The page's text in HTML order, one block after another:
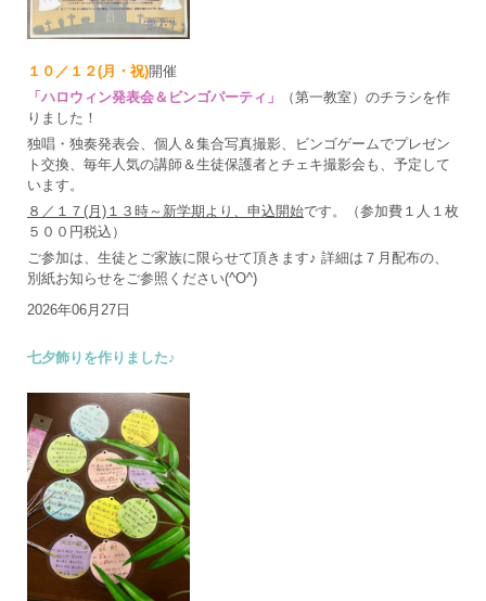
１０／１２(月・祝)開催
「ハロウィン発表会＆ビンゴパーティ」
（第一教室）のチラシを作
りました！
独唱・独奏発表会、個人＆集合写真撮影、ビンゴゲームでプレゼン
ト交換、毎年人気の講師＆生徒保護者とチェキ撮影会も、予定して
います。
８／１７(月)１３時～新学期より、申込開始です。（参加費１人１枚
５００円税込）
ご参加は、生徒とご家族に限らせて頂きます♪ 詳細は７月配布の、
別紙お知らせをご参照ください(^O^)
2026年06月27日
七夕飾りを作りました♪